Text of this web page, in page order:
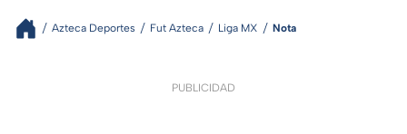
Azteca Deportes Fut Azteca Liga MX Nota
PUBLICIDAD